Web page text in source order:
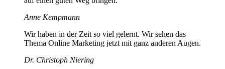
Anne Kempmann
Wir haben in der Zeit so viel gelernt. Wir sehen das
Thema Online Marketing jetzt mit ganz anderen Augen.
Dr. Christoph Niering